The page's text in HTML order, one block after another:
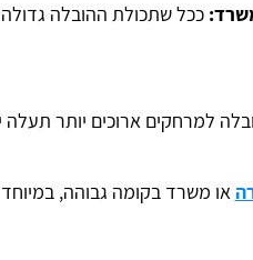
ככל שתכולת ההובלה גדולה
למרחקים ארוכים יותר תעלה
או משרד בקומה גבוהה,